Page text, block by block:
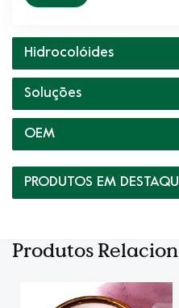
Hidrocolóides
Soluções
OEM
PRODUTOS EM
Produtos